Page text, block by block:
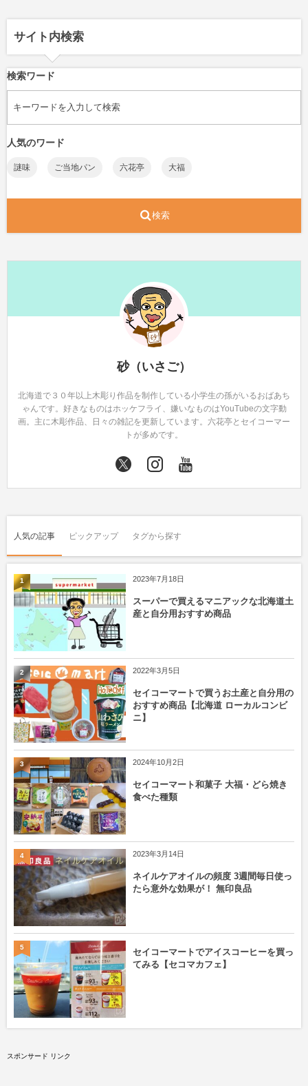
サイト内検索
検索ワード
人気のワード
謎味 ご当地パン 六花亭 大福
検索
砂（いさご）
北海道で３０年以上木彫り作品を制作している小学生の孫がいるおばあち
ゃんです。好きなものはホッケフライ、嫌いなものはYouTubeの文字動
画。主に木彫作品、日々の雑記を更新しています。六花亭とセイコーマー
トが多めです。
人気の記事 ピックアップ タグから探す
2023年7月18日
スーパーで買えるマニアックな北海道土
産と自分用おすすめ商品
1
2022年3月5日
セイコーマートで買うお土産と自分用の
おすすめ商品【北海道 ローカルコンビ
ニ】
2
2024年10月2日
セイコーマート和菓子 大福・どら焼き
食べた種類
3
2023年3月14日
ネイルケアオイルの頻度 3週間毎日使っ
たら意外な効果が！ 無印良品
4
セイコーマートでアイスコーヒーを買っ
てみる【セコマカフェ】
5
スポンサード リンク